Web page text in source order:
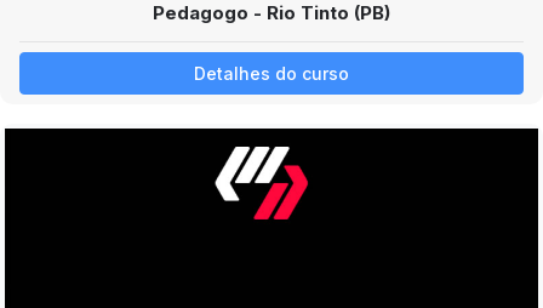
Pedagogo - Rio Tinto (PB)
Detalhes do curso